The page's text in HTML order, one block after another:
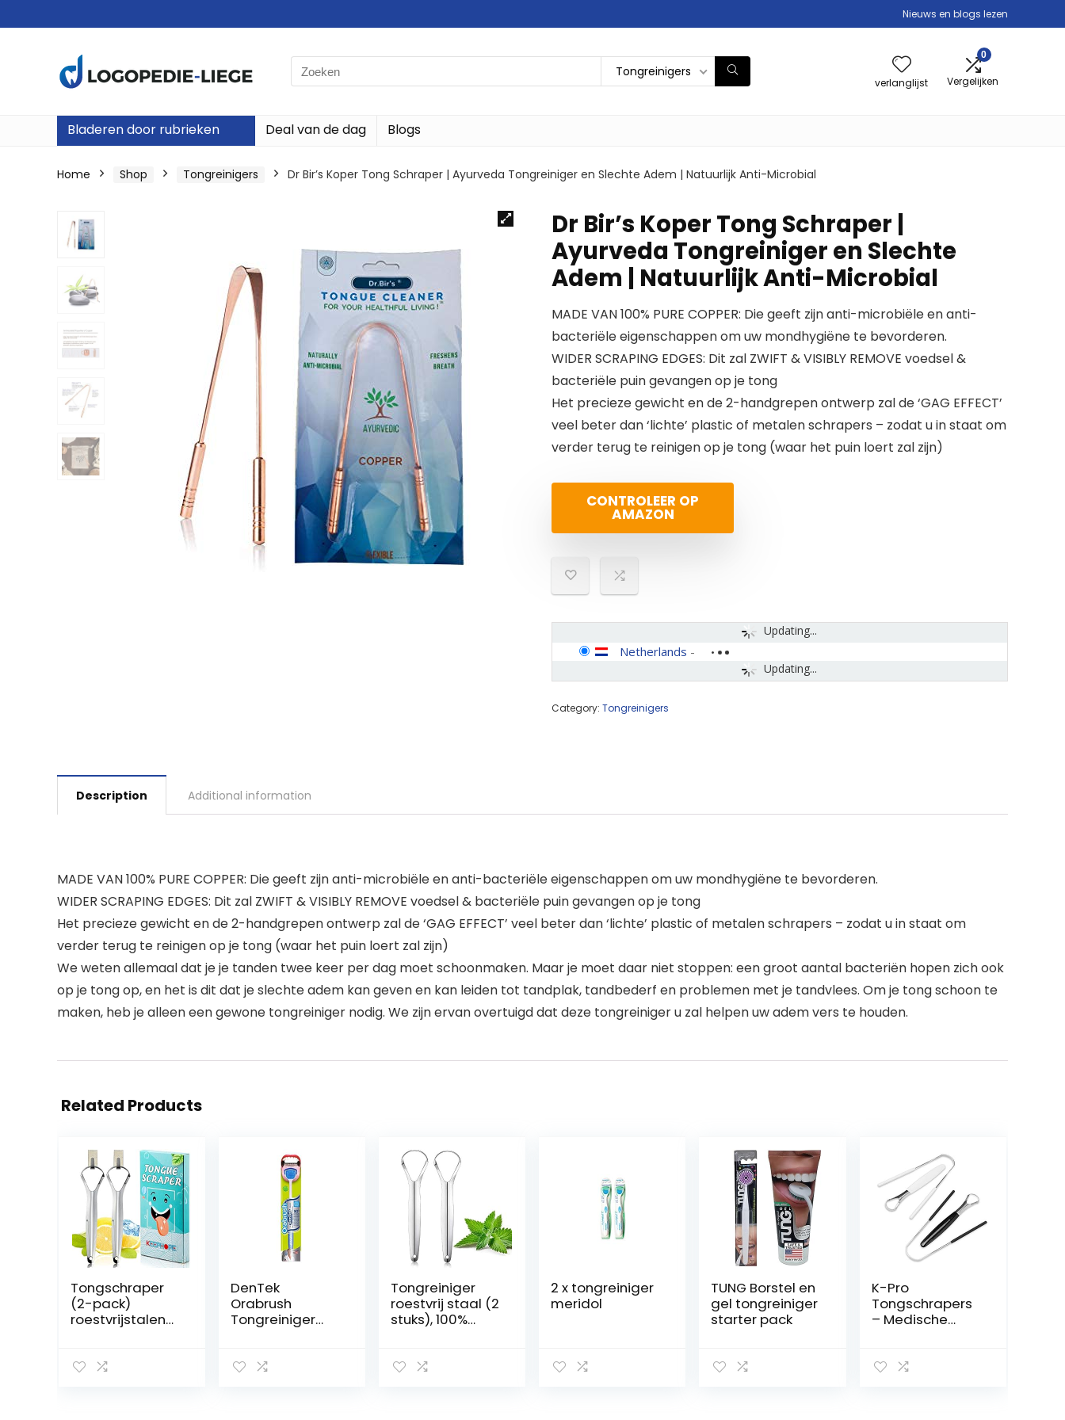
Nieuws en blogs lezen
Search
for:
Tongreinigers
verlanglijst
0
Vergelijken
Bladeren door rubrieken Deal van de dag Blogs
Home Shop Tongreinigers Dr Bir’s Koper Tong Schraper | Ayurveda Tongreiniger en Slechte Adem | Natuurlijk Anti-Microbial
Dr Bir’s Koper Tong Schraper |
Ayurveda Tongreiniger en Slechte
Adem | Natuurlijk Anti-Microbial
MADE VAN 100% PURE COPPER: Die geeft zijn anti-microbiële en anti-
bacteriële eigenschappen om uw mondhygiëne te bevorderen.
WIDER SCRAPING EDGES: Dit zal ZWIFT & VISIBLY REMOVE voedsel &
bacteriële puin gevangen op je tong
Het precieze gewicht en de 2-handgrepen ontwerp zal de ‘GAG EFFECT’
veel beter dan ‘lichte’ plastic of metalen schrapers – zodat u in staat om
verder terug te reinigen op je tong (waar het puin loert zal zijn)
CONTROLEER OP
AMAZON
Updating...
Updating...
Netherlands -
Category: Tongreinigers
Description Additional information
MADE VAN 100% PURE COPPER: Die geeft zijn anti-microbiële en anti-bacteriële eigenschappen om uw mondhygiëne te bevorderen.
WIDER SCRAPING EDGES: Dit zal ZWIFT & VISIBLY REMOVE voedsel & bacteriële puin gevangen op je tong
Het precieze gewicht en de 2-handgrepen ontwerp zal de ‘GAG EFFECT’ veel beter dan ‘lichte’ plastic of metalen schrapers – zodat u in staat om
verder terug te reinigen op je tong (waar het puin loert zal zijn)
We weten allemaal dat je je tanden twee keer per dag moet schoonmaken. Maar je moet daar niet stoppen: een groot aantal bacteriën hopen zich ook
op je tong op, en het is dit dat je slechte adem kan geven en kan leiden tot tandplak, tandbederf en problemen met je tandvlees. Om je tong schoon te
maken, heb je alleen een gewone tongreiniger nodig. We zijn ervan overtuigd dat deze tongreiniger u zal helpen uw adem vers te houden.
Related Products
Tongschraper
(2-pack)
roestvrijstalen
volwassenen en
DenTek
Orabrush
Tongreiniger
verwijdert
Tongreiniger
roestvrij staal (2
stuks), 100%
materiaal –
2 x tongreiniger
meridol
TUNG Borstel en
gel tongreiniger
starter pack
K-Pro
Tongschrapers
– Medische
mondhygiëne